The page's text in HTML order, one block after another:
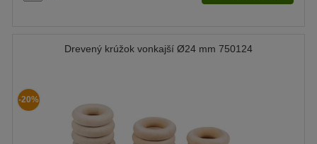
Drevený krúžok vonkajší Ø24 mm 750124
-20%